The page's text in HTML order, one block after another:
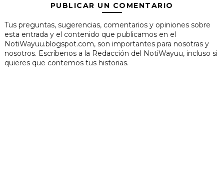
PUBLICAR UN COMENTARIO
Tus preguntas, sugerencias, comentarios y opiniones sobre
esta entrada y el contenido que publicamos en el
NotiWayuu.blogspot.com, son importantes para nosotras y
nosotros. Escríbenos a la Redacción del NotiWayuu, incluso si
quieres que contemos tus historias.